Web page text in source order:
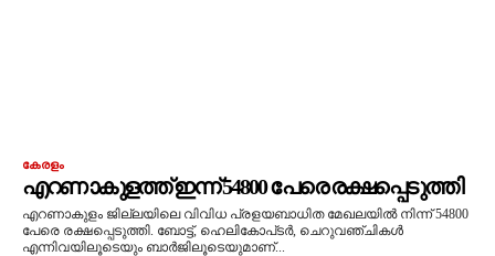
കേരളം
എറണാകുളത്ത് ഇന്ന് 54800 പേരെ രക്ഷപ്പെടുത്തി
എറണാകുളം ജില്ലയിലെ വിവിധ പ്രളയബാധിത മേഖലയില്‍ നിന്ന് 54800
പേരെ രക്ഷപ്പെടുത്തി. ബോട്ട്, ഹെലികോപ്‌ടര്‍, ചെറുവഞ്ചികള്‍
എന്നിവയിലൂടെയും ബാര്‍ജിലൂടെയുമാണ്...